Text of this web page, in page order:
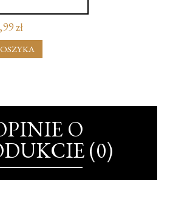
zł
O
(0)